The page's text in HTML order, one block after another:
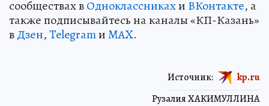
сообществах вОдноклассникахи ВКонтакте, а
также подписывайтесь на каналы «КП-Казань»
вДзен,TelegramиMAX.
Рузалия ХАКИМУЛЛИНА
Источник: kp.ru